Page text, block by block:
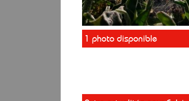
1 photo disponible